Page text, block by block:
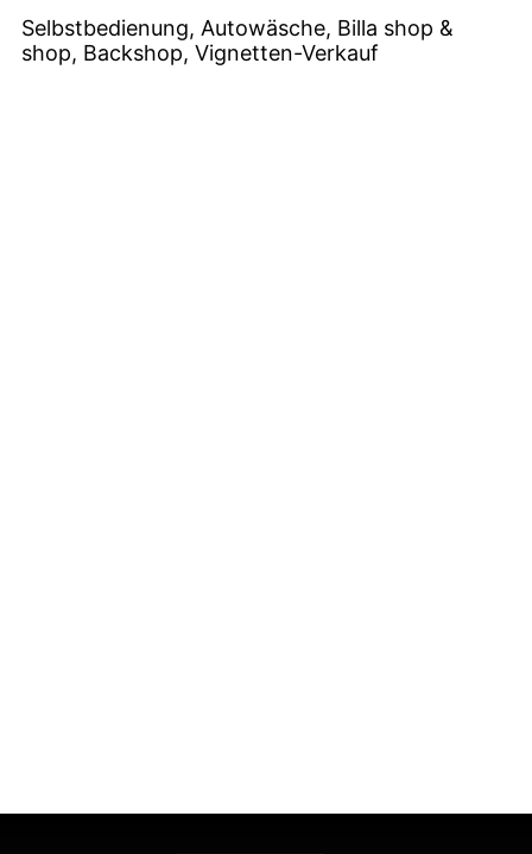
Selbstbedienung, Autowäsche, Billa shop &
shop, Backshop, Vignetten-Verkauf